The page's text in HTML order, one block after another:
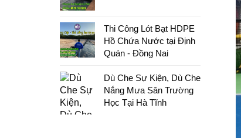
Thi Công Lót Bạt HDPE
Hồ Chứa Nước tại Định
Quán - Đồng Nai
Dù Che Sự Kiện, Dù Che
Nắng Mưa Sân Trường
Học Tại Hà Tĩnh